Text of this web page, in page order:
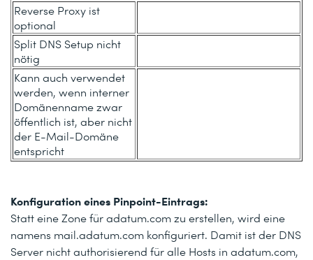
Reverse Proxy ist
optional
Split DNS Setup nicht
nötig
Kann auch verwendet
werden, wenn interner
Domänenname zwar
öffentlich ist, aber nicht
der E-Mail-Domäne
entspricht
Konfiguration eines Pinpoint-Eintrags:
Statt eine Zone für adatum.com zu erstellen, wird eine
namens mail.adatum.com konfiguriert. Damit ist der DNS
Server nicht authorisierend für alle Hosts in adatum.com,